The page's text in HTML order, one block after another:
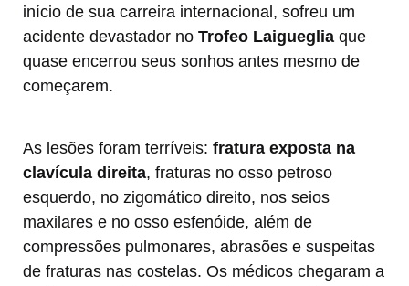
início de sua carreira internacional, sofreu um
acidente devastador no Trofeo Laigueglia que
quase encerrou seus sonhos antes mesmo de
começarem.
As lesões foram terríveis: fratura exposta na
clavícula direita, fraturas no osso petroso
esquerdo, no zigomático direito, nos seios
maxilares e no osso esfenóide, além de
compressões pulmonares, abrasões e suspeitas
de fraturas nas costelas. Os médicos chegaram a